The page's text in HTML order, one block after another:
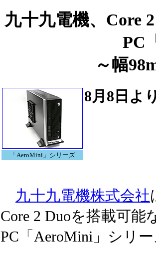
九十九電機、Core
PC
～幅
「AeroMini」シリーズ
8月8日よ
九十九電機株式会社
Core 2 Duoを搭載可
PC「AeroMini」シリ